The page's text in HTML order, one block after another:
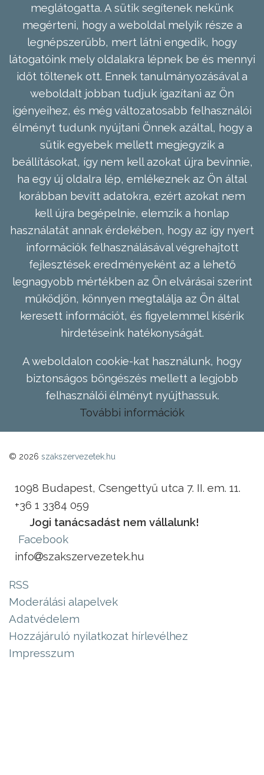
meglátogatta. A sütik segítenek nekünk
megérteni, hogy a weboldal melyik része a
legnépszerűbb, mert látni engedik, hogy
látogatóink mely oldalakra lépnek be és mennyi
időt töltenek ott. Ennek tanulmányozásával a
weboldalt jobban tudjuk igazítani az Ön
igényeihez, és még változatosabb felhasználói
élményt tudunk nyújtani Önnek azáltal, hogy a
sütik egyebek mellett megjegyzik a
beállításokat, így nem kell azokat újra bevinnie,
ha egy új oldalra lép, emlékeznek az Ön által
korábban bevitt adatokra, ezért azokat nem
kell újra begépelnie, elemzik a honlap
használatát annak érdekében, hogy az így nyert
információk felhasználásával végrehajtott
fejlesztések eredményeként az a lehető
legnagyobb mértékben az Ön elvárásai szerint
működjön, könnyen megtalálja az Ön által
keresett információt, és figyelemmel kísérik
hirdetéseink hatékonyságát.
A weboldalon cookie-kat használunk, hogy
biztonságos böngészés mellett a legjobb
felhasználói élményt nyújthassuk.
További információk
© 2026 szakszervezetek.hu
1098 Budapest, Csengettyű utca 7. II. em. 11.
+36 1 3384 059
Jogi tanácsadást nem vállalunk!
Facebook
info
szakszervezetek.hu
RSS
Moderálási alapelvek
Adatvédelem
Hozzájáruló nyilatkozat hírlevélhez
Impresszum